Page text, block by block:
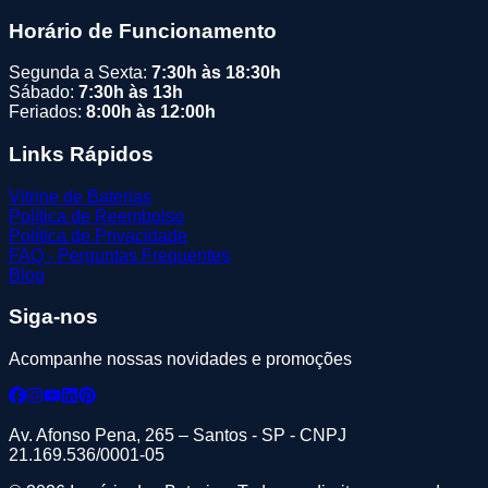
Horário de Funcionamento
Segunda a Sexta: 7:30h às 18:30h
Sábado: 7:30h às 13h
Feriados: 8:00h às 12:00h
Links Rápidos
Vitrine de Baterias
Política de Reembolso
Política de Privacidade
FAQ - Perguntas Frequentes
Blog
Siga-nos
Acompanhe nossas novidades e promoções
Av. Afonso Pena, 265 – Santos - SP - CNPJ
21.169.536/0001-05